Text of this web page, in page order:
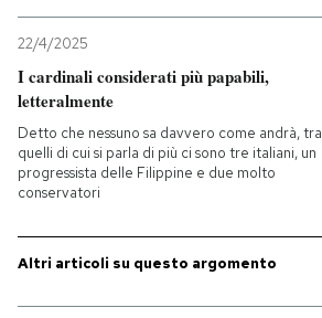
PODCAST
NEWSLETTER
22/4/2025
I cardinali considerati più papabili,
letteralmente
Detto che nessuno sa davvero come andrà, tra
quelli di cui si parla di più ci sono tre italiani, un
progressista delle Filippine e due molto
conservatori
Altri articoli su questo argomento